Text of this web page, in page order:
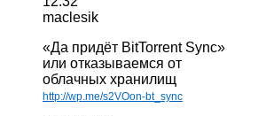
maclesik
«Да придёт BitTorrent Sync»
или отказываемся от
облачных хранилищ
http://wp.me/s2VOon-bt_sync